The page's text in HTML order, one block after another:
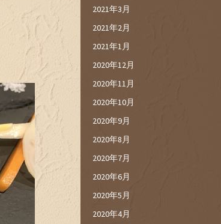
2021年3月
2021年2月
2021年1月
2020年12月
2020年11月
2020年10月
2020年9月
2020年8月
2020年7月
2020年6月
2020年5月
2020年4月